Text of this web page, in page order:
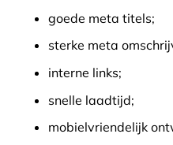
goede meta titels;
sterke meta
interne links;
snelle laadtijd;
mobielvriendelijk